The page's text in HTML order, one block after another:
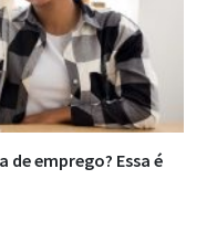
emprego? Essa é